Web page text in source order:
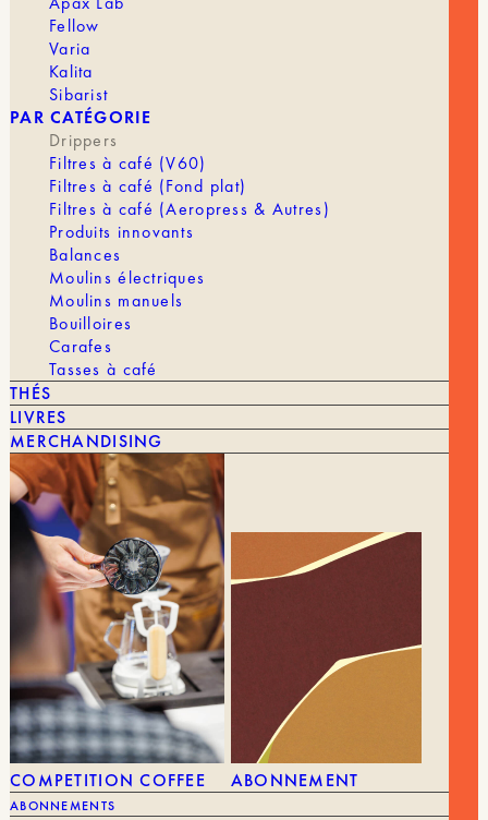
Fellow
Varia
Kalita
Sibarist
PAR CATÉGORIE
Drippers
Filtres à café (V60)
Filtres à café (Fond plat)
Filtres à café (Aeropress & Autres)
Produits innovants
Balances
Moulins électriques
Moulins manuels
Bouilloires
Carafes
Tasses à café
THÉS
LIVRES
MERCHANDISING
COMPETITION COFFEE ABONNEMENT
ABONNEMENTS
FLOWER
DRIPPER
OVAL
MARQUE
COULEUR
VOUS POURRIEZ AIMER AUSSI
TOUT VOIR